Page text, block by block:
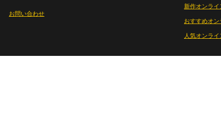
お問い合わせ
新作オンライ
おすすめオ
人気オンラ